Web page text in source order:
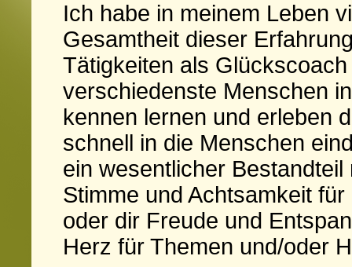
Ich habe in meinem Leben
Gesamtheit dieser
Tätigkeiten als
verschiedenste Menschen
kennen lernen und erleben
schnell in die Menschen
ein wesentlicher
Stimme und Achtsamkeit
oder dir Freude und
Herz für Themen und/oder